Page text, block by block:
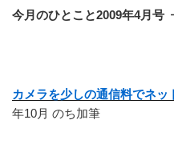
ゲ
ン
の
今月のひとこと2009年4月号
カメラを少しの通信料でネッ
年10月 のち加筆